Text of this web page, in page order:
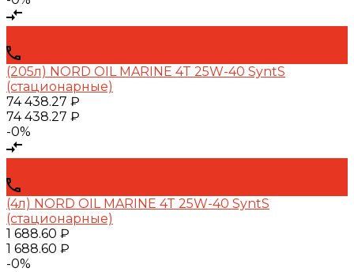
(205л) NORD OIL MARINE 4T 25W-40 SyntS
(стационарные)
74 438.27 ₽
74 438.27 ₽
-0%
(4л) NORD OIL MARINE 4T 25W-40 SyntS
(стационарные)
1 688.60 ₽
1 688.60 ₽
-0%